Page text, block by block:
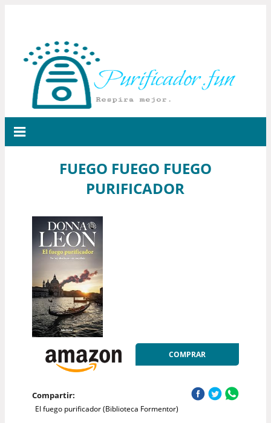
FUEGO FUEGO FUEGO
PURIFICADOR
COMPRAR
Compartir:
El fuego purificador (Biblioteca Formentor)